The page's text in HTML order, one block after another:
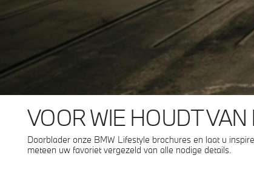
VOOR WIE HOUDT VAN
Doorblader onze BMW Lifestyle brochures en laat u
meteen uw favoriet vergezeld van alle nodige details.